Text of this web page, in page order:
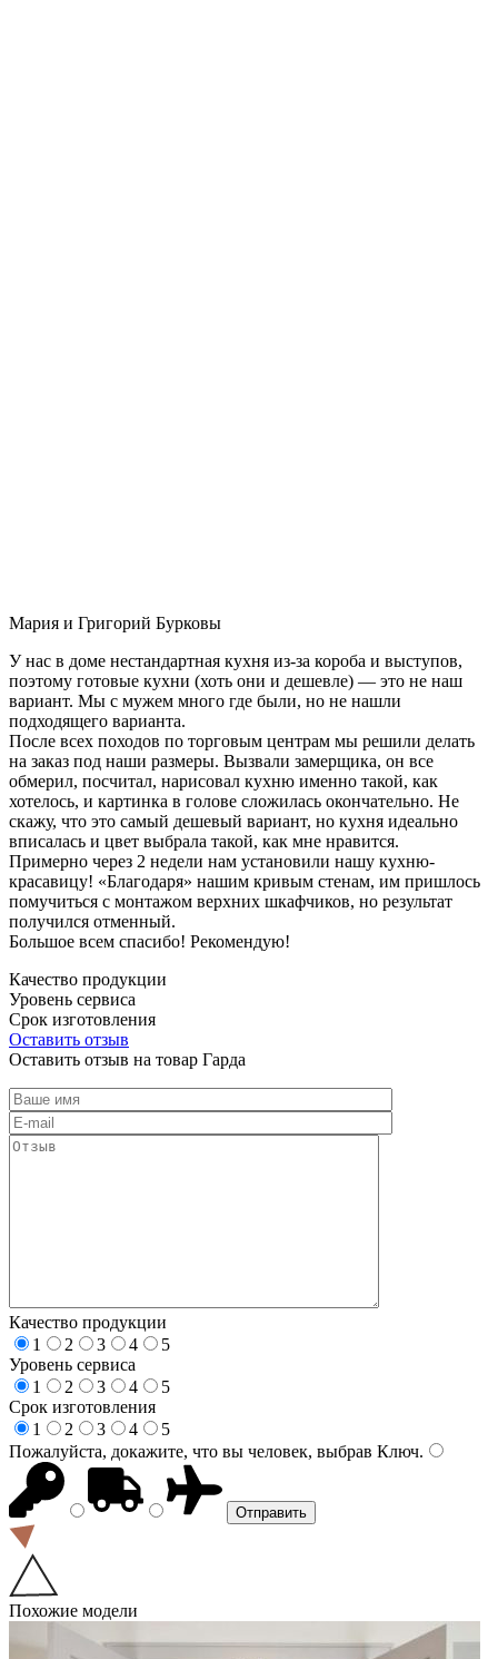
Мария и Григорий Бурковы
У нас в доме нестандартная кухня из-за короба и выступов,
поэтому готовые кухни (хоть они и дешевле) — это не наш
вариант. Мы с мужем много где были, но не нашли
подходящего варианта.
После всех походов по торговым центрам мы решили делать
на заказ под наши размеры. Вызвали замерщика, он все
обмерил, посчитал, нарисовал кухню именно такой, как
хотелось, и картинка в голове сложилась окончательно. Не
скажу, что это самый дешевый вариант, но кухня идеально
вписалась и цвет выбрала такой, как мне нравится.
Примерно через 2 недели нам установили нашу кухню-
красавицу! «Благодаря» нашим кривым стенам, им пришлось
помучиться с монтажом верхних шкафчиков, но результат
получился отменный.
Большое всем спасибо! Рекомендую!
Качество продукции
Уровень сервиса
Срок изготовления
Оставить отзыв
Оставить отзыв на товар Гарда
Качество продукции
1
2 3 4
5
Уровень сервиса
1
2 3 4
5
Срок изготовления
1
2 3 4
5
Пожалуйста, докажите, что вы человек, выбрав Ключ.
Похожие модели